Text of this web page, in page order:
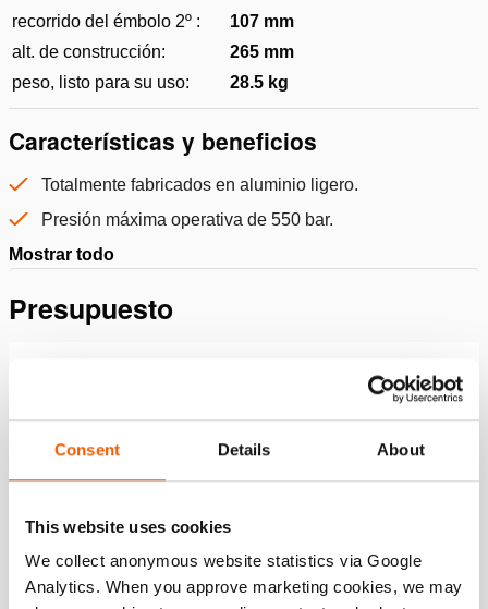
Consent Details About
This website uses cookies
We collect anonymous website statistics via Google
Analytics. When you approve marketing cookies, we may
recorrido del émbolo 2º :
107 mm
alt. de construcción:
265 mm
peso, listo para su uso:
28.5 kg
Características y beneficios
Totalmente fabricados en aluminio ligero.
Presión máxima operativa de 550 bar.
Mostrar todo
Presupuesto
Número de artículo 101.001.173
modelo
presión máxima de trabajo 550 / 55 (bar/MPa)